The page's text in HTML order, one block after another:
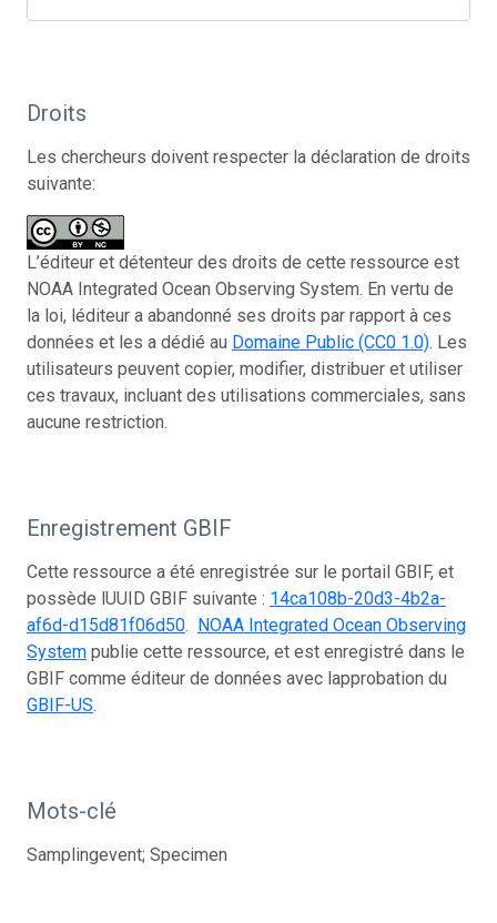
Droits
Les chercheurs doivent respecter la déclaration de droits
suivante:
L’éditeur et détenteur des droits de cette ressource est
NOAA Integrated Ocean Observing System. En vertu de
la loi, léditeur a abandonné ses droits par rapport à ces
données et les a dédié au Domaine Public (CC0 1.0). Les
utilisateurs peuvent copier, modifier, distribuer et utiliser
ces travaux, incluant des utilisations commerciales, sans
aucune restriction.
Enregistrement GBIF
Cette ressource a été enregistrée sur le portail GBIF, et
possède lUUID GBIF suivante : 14ca108b-20d3-4b2a-
af6d-d15d81f06d50. NOAA Integrated Ocean Observing
System publie cette ressource, et est enregistré dans le
GBIF comme éditeur de données avec lapprobation du
GBIF-US.
Mots-clé
Samplingevent; Specimen